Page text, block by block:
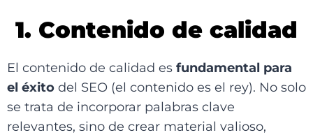
1. Contenido de calidad
El contenido de calidad es fundamental para
el éxito del SEO (el contenido es el rey). No solo
se trata de incorporar palabras clave
relevantes, sino de crear material valioso,